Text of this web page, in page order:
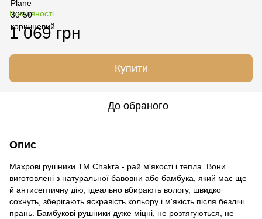
В наявності
1 069 грн
Купити
До обраного
Опис
Махрові рушники ТМ Сhakra - рай м'якості і тепла. Вони
виготовлені з натуральної бавовни або бамбука, який має ще
й антисептичну дію, ідеально вбирають вологу, швидко
сохнуть, зберігають яскравість кольору і м'якість після безлічі
прань. Бамбукові рушники дуже міцні, не розтягуються, не